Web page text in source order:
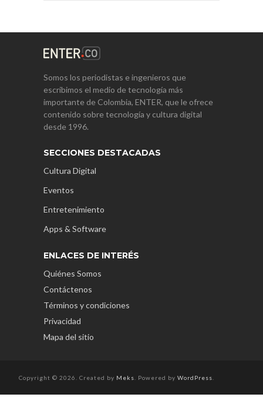
Somos los periodistas e ingenieros que
escribimos el medio de tecnología más
importante de Colombia, ENTER, que le ofrece
contenido sobre tecnología y cultura digital
desde 1996.
SECCIONES DESTACADAS
Cultura Digital
Eventos
Entretenimiento
Apps & Software
ENLACES DE INTERÉS
Quiénes Somos
Contáctenos
Términos y condiciones
Privacidad
Mapa del sitio
Copyright © 2026. Created by Meks . Powered by WordPress